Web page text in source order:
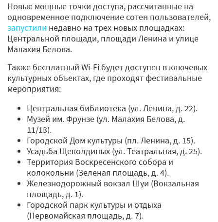
Новые мощные точки доступа, рассчитанные на
одновременное подключение сотен пользователей,
запустили недавно на трех новых площадках:
Центральной площади, площади Ленина и улице
Малахия Белова.
Также бесплатный Wi-Fi будет доступен в ключевых
культурных объектах, где проходят фестивальные
мероприятия:
Центральная библиотека (ул. Ленина, д. 22).
Музей им. Фрунзе (ул. Малахия Белова, д.
11/13).
Городской Дом культуры (пл. Ленина, д. 15).
Усадьба Щеколдиных (ул. Театральная, д. 25).
Территория Воскресенского собора и
колокольни (Зеленая площадь, д. 4).
Железнодорожный вокзал Шуи (Вокзальная
площадь, д. 1).
Городской парк культуры и отдыха
(Первомайская площадь, д. 7).